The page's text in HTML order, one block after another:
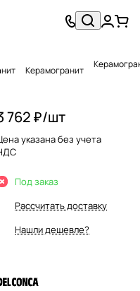
Керамогранит
762 ₽/шт
указана без учета
Под заказ
Рассчитать доставку
Нашли дешевле?